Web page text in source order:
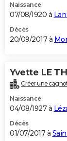
Naissance
07/08/1920 à
Décès
20/09/2017 à
Yvette LE
Créer une
Naissance
04/08/1927 à
Décès
01/07/2017 à